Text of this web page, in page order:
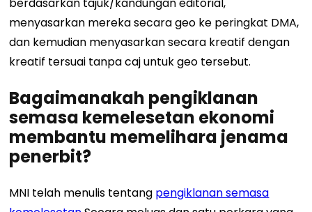
menyasarkan mereka secara geo ke peringkat DMA,
dan kemudian menyasarkan secara kreatif dengan
kreatif tersuai tanpa caj untuk geo tersebut.
Bagaimanakah pengiklanan
semasa kemelesetan ekonomi
membantu memelihara jenama
penerbit?
MNI telah menulis tentang pengiklanan semasa